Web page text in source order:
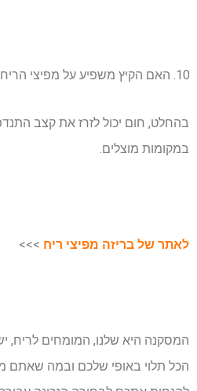
האם הקיץ משפיע על מפיצי
בהחלט, חום יכול לזרז את קצב
במקומות מוצלים.
לאתר של בריזה מפיצי ריח >>>
המסקנה היא שלנו, המומחים לריח,
הכל תלוי באופי שלכם ובמה שאתם